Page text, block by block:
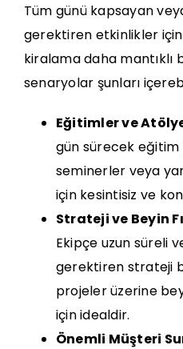
Tüm günü kapsayan
gerektiren etkinlikler
kiralama daha mantıklı
senaryolar şunları
Eğitimler ve
gün sürecek eğitim
seminerler veya
için kesintisiz ve
Strateji ve Beyin
Ekipçe uzun süreli
gerektiren strateji
projeler üzerine
için idealdir.
Önemli Müşteri